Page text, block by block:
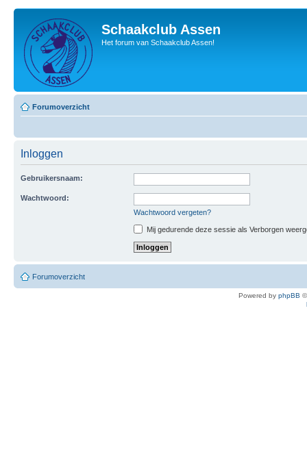
Schaakclub Assen
Het forum van Schaakclub Assen!
Forumoverzicht
Inloggen
Gebruikersnaam:
Wachtwoord:
Wachtwoord vergeten?
Mij gedurende deze sessie als Verborgen
Forumoverzicht
Powered by phpBB